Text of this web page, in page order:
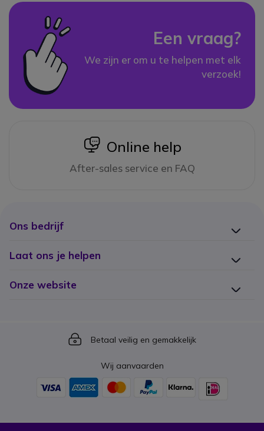
Een vraag?
We zijn er om u te helpen met elk
verzoek!
icon
Online help
After-sales service en FAQ
Ons bedrijf
Laat ons je helpen
Onze website
Icon
Betaal veilig en gemakkelijk
Wij aanvaarden